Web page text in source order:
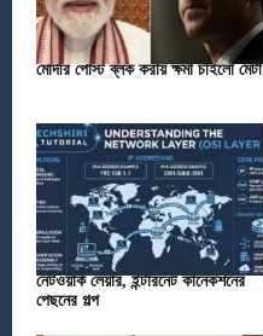
মোদীর পোস্ট ব্লক করায় ক্ষমা চাইলো মেটা
নেটওয়ার্ক লেয়ার, ইন্টারনেট কানেকশনের
পেছনের গল্প